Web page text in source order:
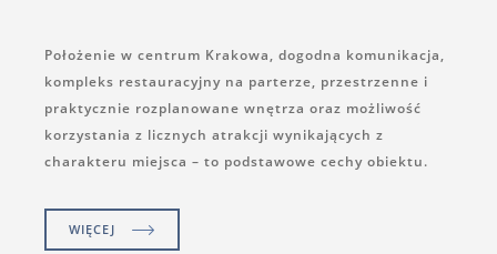
Położenie w centrum Krakowa, dogodna komunikacja,
kompleks restauracyjny na parterze, przestrzenne i
praktycznie rozplanowane wnętrza oraz możliwość
korzystania z licznych atrakcji wynikających z
charakteru miejsca – to podstawowe cechy obiektu.
WIĘCEJ